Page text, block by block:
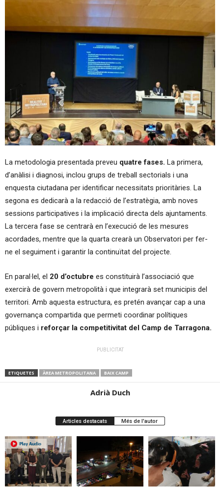
La metodologia presentada preveu quatre fases. La primera,
d’anàlisi i diagnosi, inclou grups de treball sectorials i una
enquesta ciutadana per identificar necessitats prioritàries. La
segona es dedicarà a la redacció de l’estratègia, amb noves
sessions participatives i la implicació directa dels ajuntaments.
La tercera fase se centrarà en l’execució de les mesures
acordades, mentre que la quarta crearà un Observatori per fer-
ne el seguiment i garantir la continuïtat del projecte.
En paral·lel, el 20 d’octubre es constituirà l’associació que
exercirà de govern metropolità i que integrarà set municipis del
territori. Amb aquesta estructura, es pretén avançar cap a una
governança compartida que permeti coordinar polítiques
públiques i reforçar la competitivitat del Camp de Tarragona.
PUBLICITAT
ETIQUETES ÀREA METROPOLITANA BAIX CAMP
Adrià Duch
Articles destacats Més de l'autor